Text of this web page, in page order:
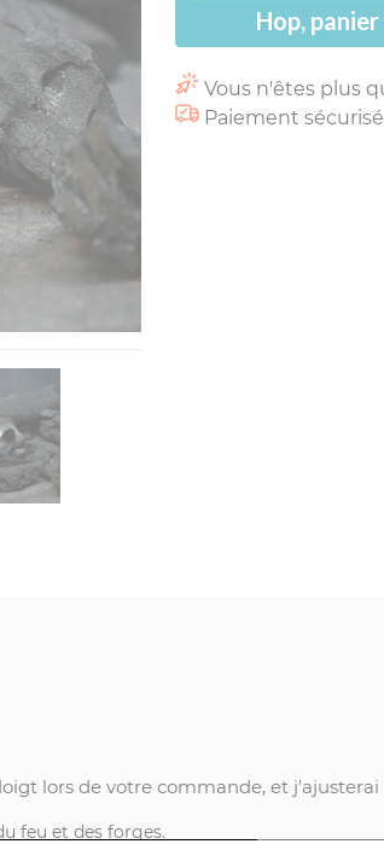
Hop, panier
Vous n'êtes plus
Paiement
lors de votre commande, et
feu et des forges.